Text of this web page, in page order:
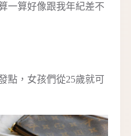
一算好像跟我年紀差不
點，女孩們從25歲就可